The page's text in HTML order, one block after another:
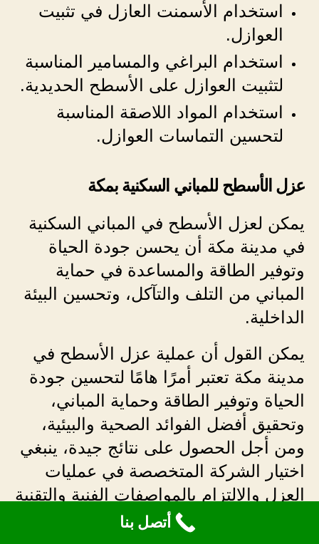
استخدام الأسمنت العازل في تثبيت
العوازل.
استخدام البراغي والمسامير المناسبة
لتثبيت العوازل على الأسطح الحديدية.
استخدام المواد اللاصقة المناسبة
لتحسين التماسات العوازل.
عزل الأسطح للمباني السكنية بمكة
يمكن لعزل الأسطح في المباني السكنية
في مدينة مكة أن يحسن جودة الحياة
وتوفير الطاقة والمساعدة في حماية
المباني من التلف والتآكل، وتحسين البيئة
الداخلية.
يمكن القول أن عملية عزل الأسطح في
مدينة مكة تعتبر أمرًا هامًا لتحسين جودة
الحياة وتوفير الطاقة وحماية المباني،
وتحقيق أفضل الفوائد الصحية والبيئية،
ومن أجل الحصول على نتائج جيدة، ينبغي
اختيار الشركة المتخصصة في عمليات
العزل والالتزام بالمواصفات الفنية والتقنية
أتصل بنا